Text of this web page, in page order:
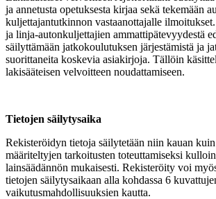
ja annetusta opetuksesta kirjaa sekä tekemään
kuljettajantutkinnon vastaanottajalle
ja linja-autonkuljettajien ammattipätevyydestä
säilyttämään jatkokoulutuksen järjestämistä ja
suorittaneita koskevia asiakirjoja. Tällöin
lakisääteisen velvoitteen noudattamiseen.
Tietojen säilytysaika
Rekisteröidyn tietoja säilytetään niin kauan
määriteltyjen tarkoitusten toteuttamiseksi
lainsäädännön mukaisesti. Rekisteröity voi
tietojen säilytysaikaan alla kohdassa 6
vaikutusmahdollisuuksien kautta.